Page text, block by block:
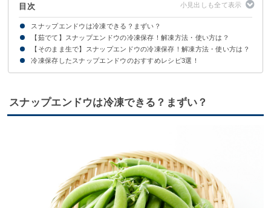
目次
スナップエンドウは冷凍できる？まずい？
スナップエンドウは冷凍すると1ヶ月ほど日持ちする！
スナップエンドウは茹でてから冷凍保存がおすすめ
【茹でて】スナップエンドウの冷凍保存！解凍方法・使い方は？
スナップエンドウを茹でて冷凍保存する方法
解凍方法・使い方①自然解凍
解凍方法・使い方②電子レンジ
【そのまま生で】スナップエンドウの冷凍保存！解凍方法・使い方は？
生のまま冷凍保存する方法
生のまま冷凍したスナップエンドウは凍ったまま調理しよう
冷凍保存したスナップエンドウのおすすめレシピ3選！
①スナップエンドウのベーコン巻き
②スナップエンドウとツナの和え物
③スナップエンドウのボンゴレビアンコ
スナップエンドウは冷凍できる？まずい？